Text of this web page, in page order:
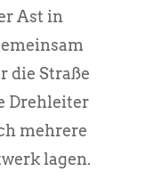
Ast in
die Straße
Drehleiter
mehrere
lagen.